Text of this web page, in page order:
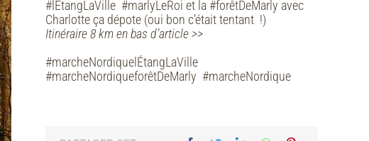
#lÉtangLaVille #marlyLeRoi et la #forêtDeMarly avec
Charlotte ça dépote (oui bon c’était tentant !)
Itinéraire 8 km en bas d’article >>
#marcheNordiquelÉtangLaVille
#marcheNordiqueforêtDeMarly #marcheNordique